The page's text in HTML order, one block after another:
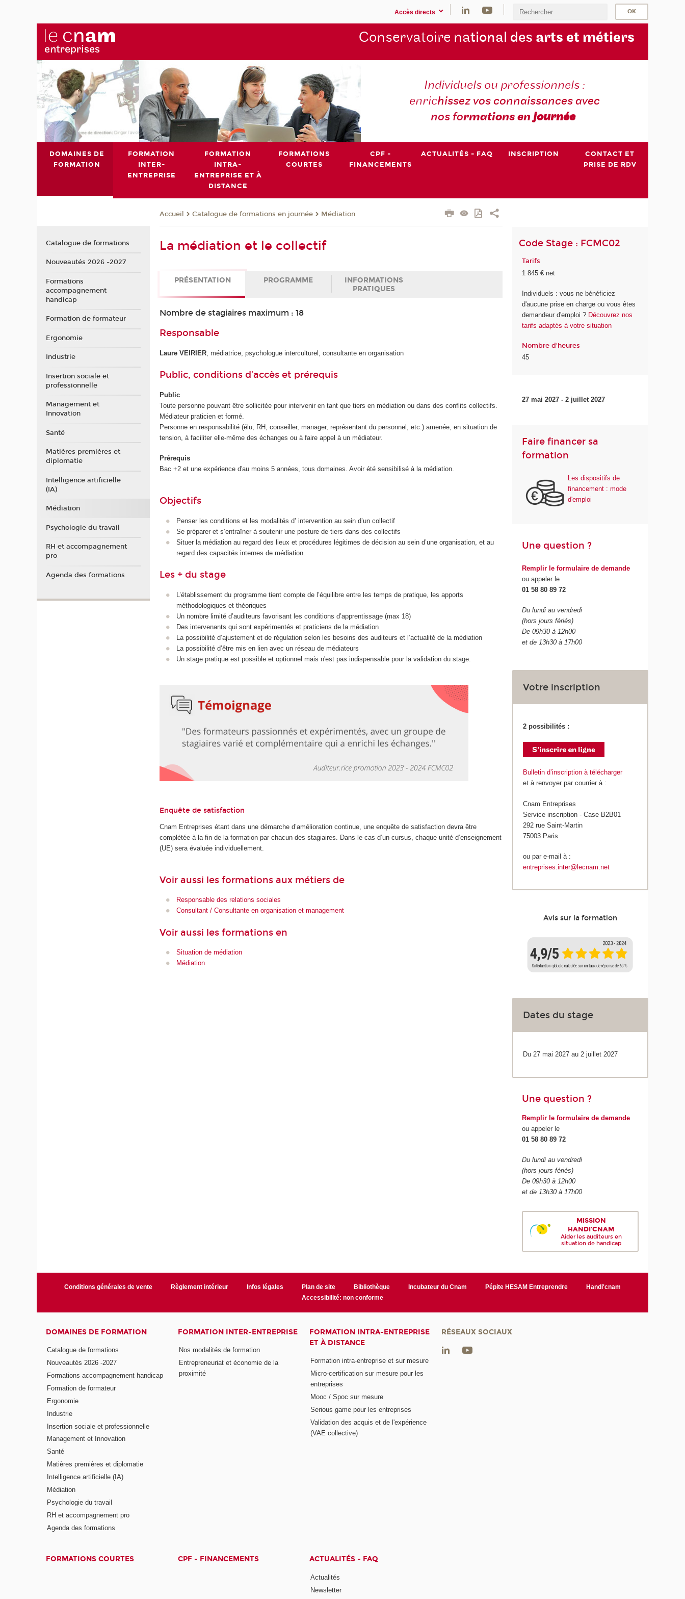
Accès directs
Conservatoire national des arts et métiers
Individuels ou professionnels :
enrichissez vos connaissances avec
nos formations enjournée
DOMAINES DE
FORMATION
FORMATION
INTER-
ENTREPRISE
FORMATION
INTRA-
ENTREPRISE ET À
DISTANCE
FORMATIONS
COURTES
CPF -
FINANCEMENTS
ACTUALITÉS - FAQ INSCRIPTION
CONTACT ET
PRISE DE RDV
Accueil Catalogue de formations en journée Médiation
La médiation et le collectif
PRÉSENTATION PROGRAMME
INFORMATIONS
PRATIQUES
Nombre de stagiaires maximum : 18
Responsable
Laure VEIRIER , médiatrice, psychologue interculturel, consultante en organisation
Public, conditions d’accès et prérequis
Public
Toute personne pouvant être sollicitée pour intervenir en tant que tiers en médiation ou dans des conflits collectifs.
Médiateur praticien et formé.
Personne en responsabilité (élu, RH, conseiller, manager, représentant du personnel, etc.) amenée, en situation de
tension, à faciliter elle-même des échanges ou à faire appel à un médiateur.
Prérequis
Bac +2 et une expérience d'au moins 5 années, tous domaines. Avoir été sensibilisé à la médiation.
Objectifs
Penser les conditions et les modalités d’ intervention au sein d’un collectif
Se préparer et s’entraîner à soutenir une posture de tiers dans des collectifs
Situer la médiation au regard des lieux et procédures légitimes de décision au sein d’une organisation, et au
regard des capacités internes de médiation.
Les + du stage
L’établissement du programme tient compte de l’équilibre entre les temps de pratique, les apports
méthodologiques et théoriques
Un nombre limité d’auditeurs favorisant les conditions d’apprentissage (max 18)
Des intervenants qui sont expérimentés et praticiens de la médiation
La possibilité d’ajustement et de régulation selon les besoins des auditeurs et l’actualité de la médiation
La possibilité d’être mis en lien avec un réseau de médiateurs
Un stage pratique est possible et optionnel mais n'est pas indispensable pour la validation du stage.
Enquête de satisfaction
Cnam Entreprises étant dans une démarche d’amélioration continue, une enquête de satisfaction devra être
complétée à la fin de la formation par chacun des stagiaires. Dans le cas d’un cursus, chaque unité d’enseignement
(UE) sera évaluée individuellement.
Voir aussi les formations aux métiers de
Responsable des relations sociales
Consultant / Consultante en organisation et management
Voir aussi les formations en
Situation de médiation
Médiation
Code Stage : FCMC02
Tarifs
1 845 € net
Individuels : vous ne bénéficiez
d'aucune prise en charge ou vous êtes
demandeur d'emploi ? Découvrez nos
tarifs adaptés à votre situation
Nombre d'heures
45
27 mai 2027 - 2 juillet 2027
Faire financer sa
formation
Les dispositifs de
financement : mode
d'emploi
Une question ?
Remplir le formulaire de demande
ou appeler le
01 58 80 89 72
Du lundi au vendredi
(hors jours fériés)
De 09h30 à 12h00
et de 13h30 à 17h00
Votre inscription
2 possibilités :
Bulletin d’inscription à télécharger
et à renvoyer par courrier à :
Cnam Entreprises
Service inscription - Case B2B01
292 rue Saint-Martin
75003 Paris
ou par e-mail à :
entreprises.inter@lecnam.net
Avis sur la formation
Dates du stage
Du 27 mai 2027 au 2 juillet 2027
Une question ?
Remplir le formulaire de demande
ou appeler le
01 58 80 89 72
Du lundi au vendredi
(hors jours fériés)
De 09h30 à 12h00
et de 13h30 à 17h00
MISSION
HANDI'CNAM
Aider les auditeurs en
situation de handicap
Catalogue de formations
Nouveautés 2026 -2027
Formations
accompagnement
handicap
Formation de formateur
Ergonomie
Industrie
Insertion sociale et
professionnelle
Management et
Innovation
Santé
Matières premières et
diplomatie
Intelligence artificielle
(IA)
Médiation
Psychologie du travail
RH et accompagnement
pro
Agenda des formations
Conditions générales de vente Règlement intérieur Infos légales Plan de site Bibliothèque Incubateur du Cnam Pépite HESAM Entreprendre
Handi'cnam
Accessibilité: non conforme
DOMAINES DE FORMATION
Catalogue de formations
Nouveautés 2026 -2027
Formations accompagnement handicap
Formation de formateur
Ergonomie
Industrie
Insertion sociale et professionnelle
Management et Innovation
Santé
Matières premières et diplomatie
Intelligence artificielle (IA)
Médiation
Psychologie du travail
RH et accompagnement pro
Agenda des formations
FORMATION INTER-ENTREPRISE
Nos modalités de formation
Entrepreneuriat et économie de la
proximité
FORMATION INTRA-ENTREPRISE
ET À DISTANCE
Formation intra-entreprise et sur mesure
Micro-certification sur mesure pour les
entreprises
Mooc / Spoc sur mesure
Serious game pour les entreprises
Validation des acquis et de l'expérience
(VAE collective)
FORMATIONS COURTES CPF - FINANCEMENTS ACTUALITÉS - FAQ
Actualités
Newsletter
RÉSEAUX SOCIAUX